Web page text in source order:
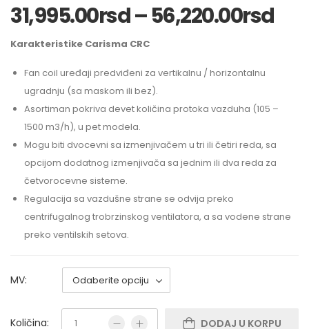
31,995.00rsd–56,220.00rsd
Karakteristike Carisma CRC
Fan coil uređaji predviđeni za vertikalnu / horizontalnu
ugradnju (sa maskom ili bez).
Asortiman pokriva devet količina protoka vazduha (105 –
1500 m3/h), u pet modela.
Mogu biti dvocevni sa izmenjivačem u tri ili četiri reda, sa
opcijom dodatnog izmenjivača sa jednim ili dva reda za
četvorocevne sisteme.
Regulacija sa vazdušne strane se odvija preko
centrifugalnog trobrzinskog ventilatora, a sa vodene strane
preko ventilskih setova.
MV:
Količina: DODAJ U KORPU